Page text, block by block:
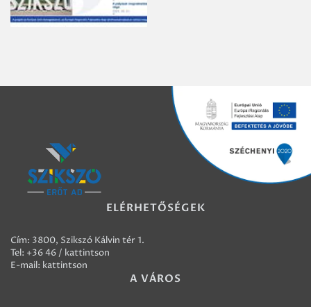
ELÉRHETŐSÉGEK
Cím: 3800, Szikszó Kálvin tér 1.
Tel: +36 46 / kattintson
E-mail: kattintson
A VÁROS